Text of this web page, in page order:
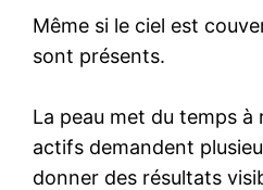
Même si le ciel est
sont présents.
La peau met du temps
actifs demandent
donner des résultats